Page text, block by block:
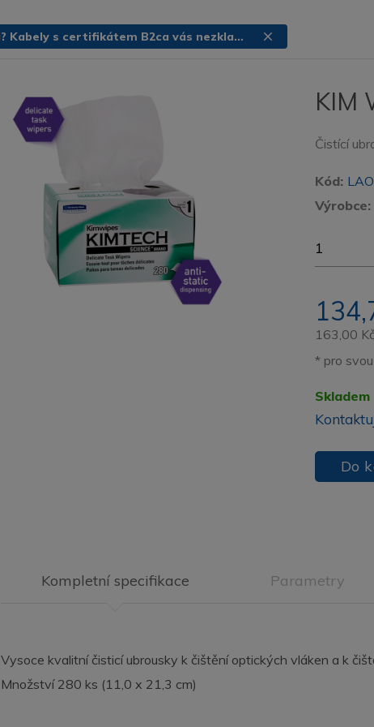
Bezpečí i v ohni? Kabely s certifikátem B2ca vás nezklamou close
KIM
Čistící
Kód:
Výrobce:
163,00 Kč
* pro
Skladem
Do
Kompletní specifikace Parametry
Vysoce kvalitní čisticí ubrousky k čištění optických vláken a k
Množství 280 ks (11,0 x 21,3 cm)